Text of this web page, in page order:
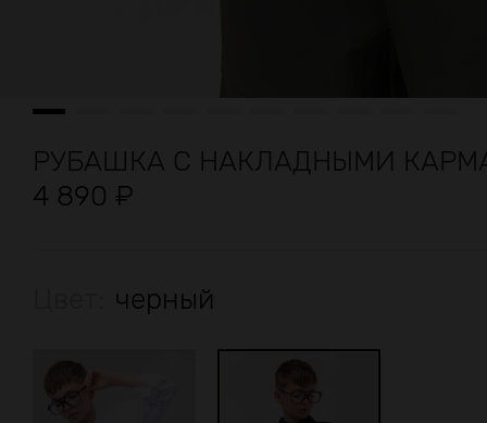
РУБАШКА С НАКЛАДНЫМИ
4 890 ₽
черный